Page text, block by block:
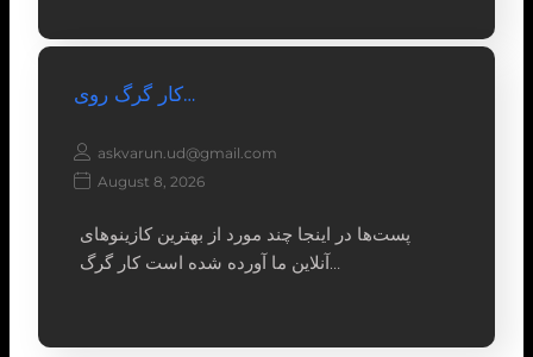
کار گرگ روی…
askvarun.ud@gmail.com
August 8, 2026
پست‌ها در اینجا چند مورد از بهترین کازینوهای
آنلاین ما آورده شده است کار گرگ…